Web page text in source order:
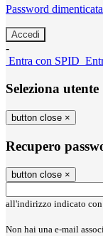
Password
-
Entra con SPID
Seleziona utente
button close ×
Recupero
button close ×
all'indirizzo indicato con
Non hai una e-mail